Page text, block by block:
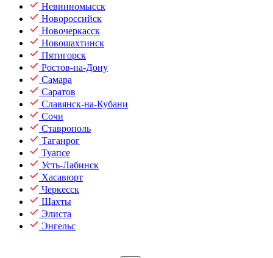
Невинномысск
Новороссийск
Новочеркасск
Новошахтинск
Пятигорск
Ростов-на-Дону
Самара
Саратов
Славянск-на-Кубани
Сочи
Ставрополь
Таганрог
Туапсе
Усть-Лабинск
Хасавюрт
Черкесск
Шахты
Элиста
Энгельс